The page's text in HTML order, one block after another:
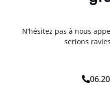
N’hésitez pas à nous
serions